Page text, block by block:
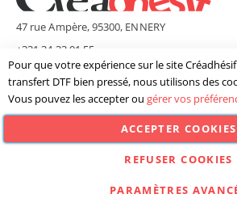
47 rue Ampère, 95300, ENNERY
+331 34 33 01 55
contact@creadhesif.com
Lun - Ven / 9h30 - 12h00 & 14h00 - 17h00
© Créadhésif 2025. Tous Droits Réservés.
Pour que votre expérience sur le site
transfert DTF bien pressé, nous utilisons des
Vous pouvez les accepter ou gérer vos
ACCEPTER COOKIES
PARAMÈTRES
REFUSER COOKIES